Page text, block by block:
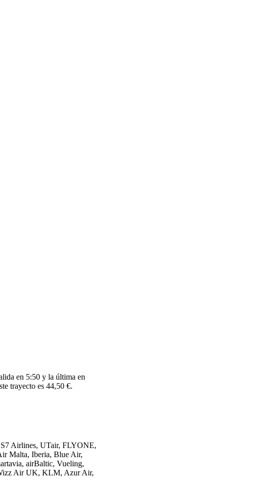
en 5:50 y la última en
trayecto es 44,50 €.
Airlines, UTair, FLYONE,
Malta, Iberia, Blue Air,
airBaltic, Vueling,
Air UK, KLM, Azur Air,